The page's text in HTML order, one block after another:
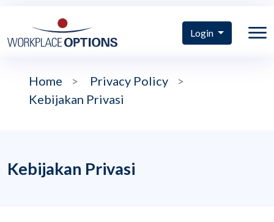
Login
Home > Privacy Policy
>
Kebijakan Privasi
Kebijakan Privasi